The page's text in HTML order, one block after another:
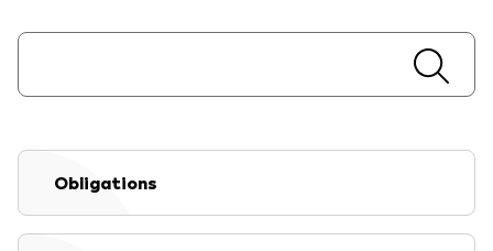
Investir avec Vanguard
Gérance des placements
Obligations